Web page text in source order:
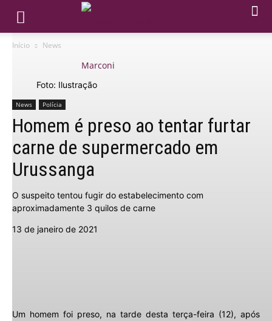
Início News
Foto: Ilustração
News Polícia
Homem é preso ao tentar furtar
carne de supermercado em
Urussanga
O suspeito tentou fugir do estabelecimento com
aproximadamente 3 quilos de carne
13 de janeiro de 2021
Um homem foi preso, na tarde desta terça-feira (12), após